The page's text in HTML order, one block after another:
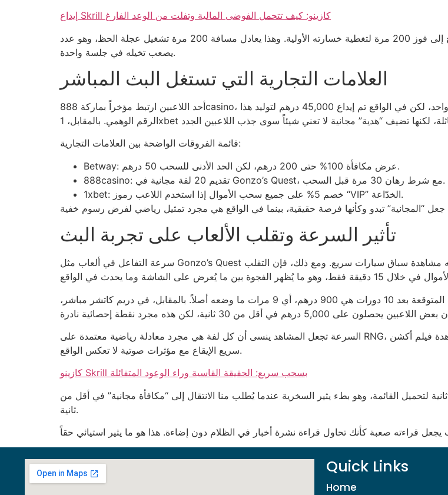
إيداع Skrill كازينو: كيف تتحمل الفوضى المالية وتفلت من الوعد الفارغ
مثال عملي: إذا وضع لاعب 500 درهم على رهان متوسط 0.5٪، فسيحتاج إلى فوز 200 مرة لتغطية خسارته الأولية. وهذا يعادل مسافة 200 مرة تشغيل عجلة الحظ، وهو عدد
يصعب تخيله في جلسة واحدة.
العلامات التجارية التي تستغل البث المباشر
أحد اللاعبين ارتبط مؤخراً بماركة 888casino، حيث لاحظ أن البث المباشر يركز على إظهار 3,000 درهم في رصيد واحد، لكن في الواقع تم إيداع 45,000 درهم لتوليد هذا
قائمة الفروقات الواضحة بين العلامات التجارية:
Betway: عرض مكافأة 100% حتى 200 درهم، لكن الحد الأدنى للسحب 50 درهم.
888casino: تقديم 20 لفة مجانية في Gonzo’s Quest، مع شرط رهان 30 مرة قبل السحب.
1xbet: خصم 5% على جميع سحب الأموال إذا استخدم اللاعب رموز “VIP” الخدّاعة.
تأثير السرعة وتقلب الألعاب على تجربة البث
سرعة التفاعل في ألعاب مثل Gonzo’s Quest تتراوح بين 0.7 إلى 1.3 ثانية لكل دوران، وهذا يجعل مشاهدة البث تشبه مشاهدة سباق سيارات سريع. ومع ذلك، فإن التقلب
حساب تقريبي: إذا كان اللاعب يضع 100 درهم في كل مرة، فإن الخسارة المتوقعة بعد 10 دورات هي 900 درهم، أي 9 مرات ما وضعه أصلاً. بالمقابل، في دريم كاتشر مباشر،
السرعة تجعل المشاهد ينسى أن كل لفة هي مجرد معادلة رياضية معتمدة على RNG، وليس “حظ” أو “قوة سحرية”. لذا فإن مشاهدة البث المباشر تشبه مشاهدة فيلم أكشن
سريع الإيقاع مع مؤثرات صوتية لا تعكس الواقع.
كازينو Skrill بسحب سريع: الحقيقة القاسية وراء الوعود المتفائلة
وبينما نتحرك بين القنوات، نجد أن الواجهة في بعض الألعاب تستغرق 2.3 ثانية لتحميل القائمة، وهو بطء يثير السخرية عندما يُطلب منا الانتقال إلى “مكافأة مجانية” في أقل من
ثانية.
Quick Links
Home